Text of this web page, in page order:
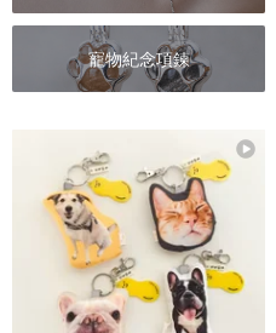
寵物紀念項鍊